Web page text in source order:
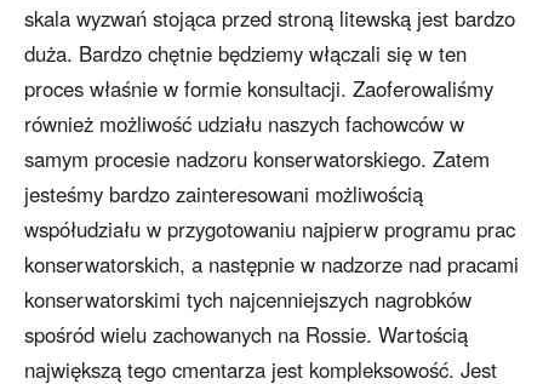
skala wyzwań stojąca przed stroną litewską jest bardzo
duża. Bardzo chętnie będziemy włączali się w ten
proces właśnie w formie konsultacji. Zaoferowaliśmy
również możliwość udziału naszych fachowców w
samym procesie nadzoru konserwatorskiego. Zatem
jesteśmy bardzo zainteresowani możliwością
współudziału w przygotowaniu najpierw programu prac
konserwatorskich, a następnie w nadzorze nad pracami
konserwatorskimi tych najcenniejszych nagrobków
spośród wielu zachowanych na Rossie. Wartością
największą tego cmentarza jest kompleksowość. Jest